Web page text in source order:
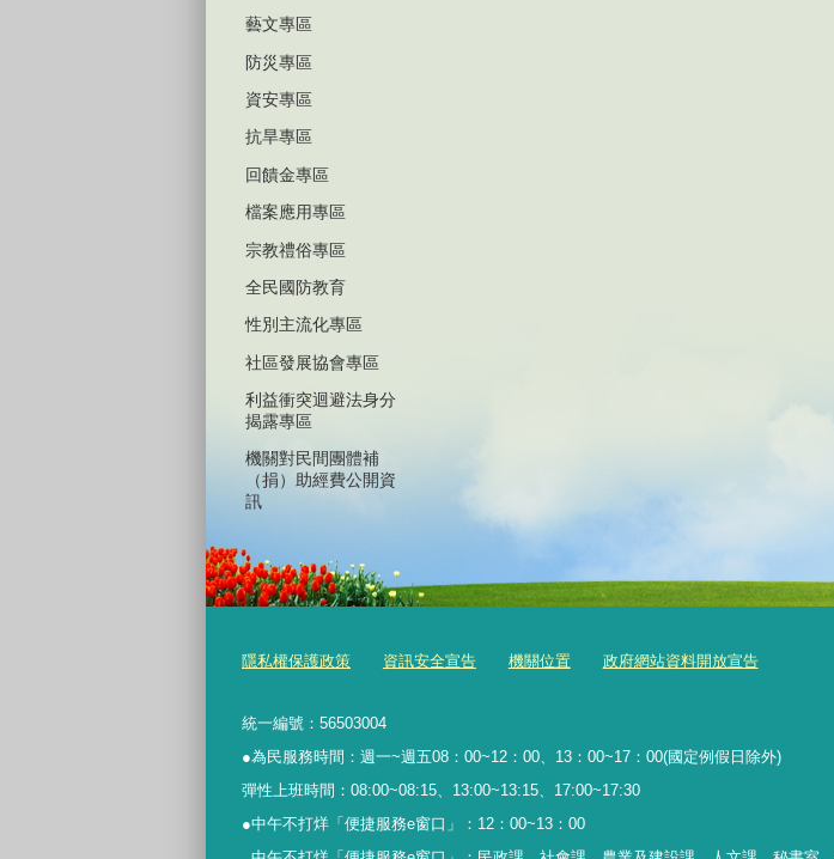
藝文專區
防災專區
資安專區
抗旱專區
回饋金專區
檔案應用專區
宗教禮俗專區
全民國防教育
性別主流化專區
社區發展協會專區
利益衝突迴避法身分
揭露專區
機關對民間團體補
（捐）助經費公開資
訊
隱私權保護政策 資訊安全宣告 機關位置 政府網站資料開放宣告
統一編號：56503004
●為民服務時間：週一~週五08：00~12：00、13：00~17：00(國定例假日除外)
彈性上班時間：08:00~08:15、13:00~13:15、17:00~17:30
●中午不打烊「便捷服務e窗口」： 12 ： 00~13 ： 00